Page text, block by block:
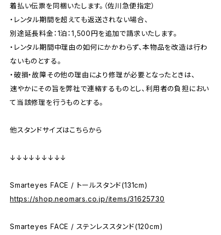
着払い伝票を同梱いたします。（佐川急便指定）
・レンタル期間を超えても返送されない場合、
別途延長料金：1泊：1,500円を追加で請求いたします。
・レンタル期間中理由の如何にかかわらず、本物品を改造は行わ
ないものとする。
・破損・故障その他の理由により修理が必要となったときは、
速やかにその旨を弊社で連絡するものとし、利用者の負担におい
て当該修理を行うものとする。
他スタンドサイズはこちらから
↓↓↓↓↓↓↓↓↓
Smarteyes FACE / トールスタンド(131cm)
https://shop.neomars.co.jp/items/31625730
Smarteyes FACE / ステンレススタンド(120cm)